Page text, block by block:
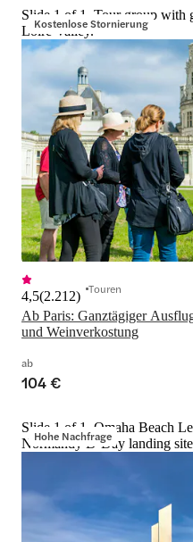
Kostenlose Stornierung
Slide 1 of 1, Tour group with
Loire Valley.
Ab Paris: Ganztägiger
und Weinverkostung
4,5(2.212) Touren
ab
104 €
Hohe Nachfrage
Slide 1 of 1, Omaha Beach
Normandy D-Day landing